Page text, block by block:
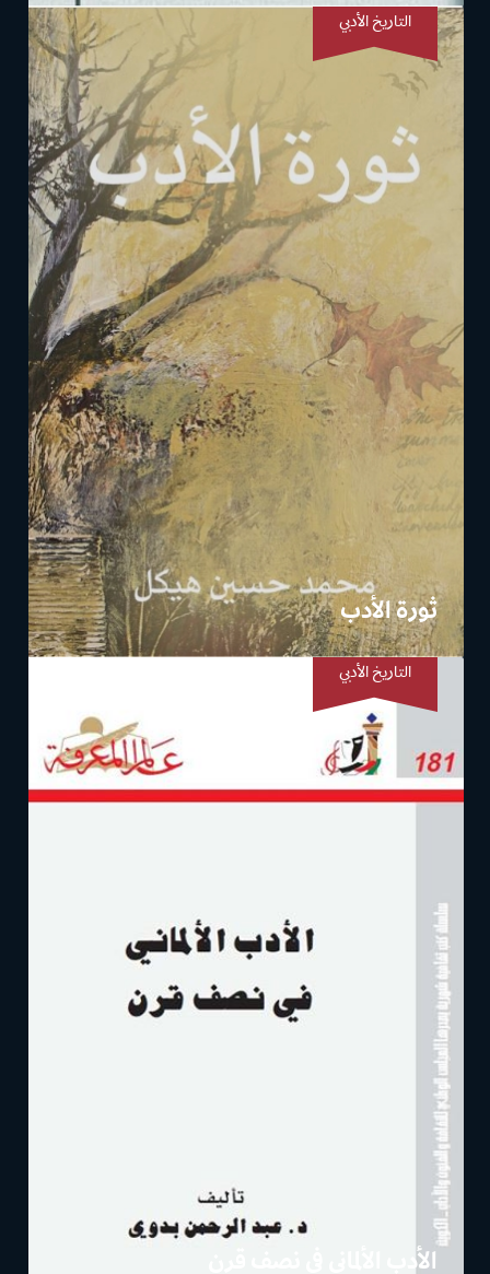
التاريخ الأدبي
ثورة الأدب
التاريخ الأدبي
الأدب الألماني في نصف قرن